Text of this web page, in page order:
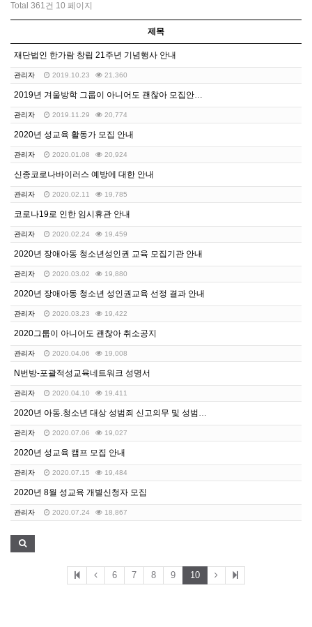
Total 361건 10 페이지
제목
재단법인 한가람 창립 21주년 기념행사 안내
관리자 2019.10.23 21,360
2019년 겨울방학 그룹이 아니어도 괜찮아 모집안내[마…
관리자 2019.11.29 20,774
2020년 성교육 활동가 모집 안내
관리자 2020.01.08 20,924
신종코로나바이러스 예방에 대한 안내
관리자 2020.02.11 19,785
코로나19로 인한 임시휴관 안내
관리자 2020.02.24 19,459
2020년 장애아동 청소년성인권 교육 모집기관 안내
관리자 2020.03.02 19,880
2020년 장애아동 청소년 성인권교육 선정 결과 안내
관리자 2020.03.23 19,422
2020그룹이 아니어도 괜찮아 취소공지
관리자 2020.04.06 19,008
N번방-포괄적성교육네트워크 성명서
관리자 2020.04.10 19,411
2020년 아동.청소년 대상 성범죄 신고의무 및 성범죄…
관리자 2020.07.06 19,027
2020년 성교육 캠프 모집 안내
관리자 2020.07.15 19,484
2020년 8월 성교육 개별신청자 모집
관리자 2020.07.24 18,867
6 7 8 9 10